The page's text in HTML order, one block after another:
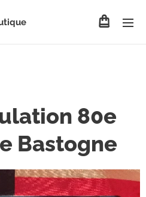
80e
Bastogne